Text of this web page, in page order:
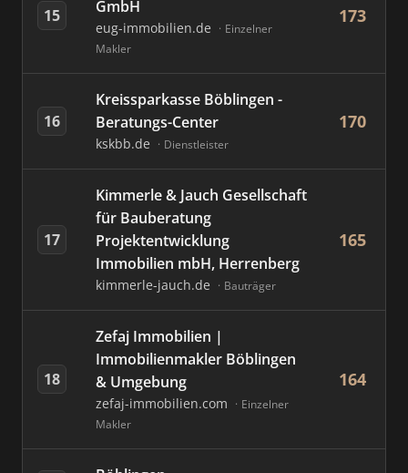
15
GmbH
eug-immobilien.de
Einzelner
Makler
173
16
Kreissparkasse Böblingen -
Beratungs-Center
kskbb.de Dienstleister
170
17
Kimmerle & Jauch Gesellschaft
für Bauberatung
Projektentwicklung
Immobilien mbH, Herrenberg
kimmerle-jauch.de Bauträger
165
18
Zefaj Immobilien |
Immobilienmakler Böblingen
& Umgebung
zefaj-immobilien.com
Einzelner
Makler
164